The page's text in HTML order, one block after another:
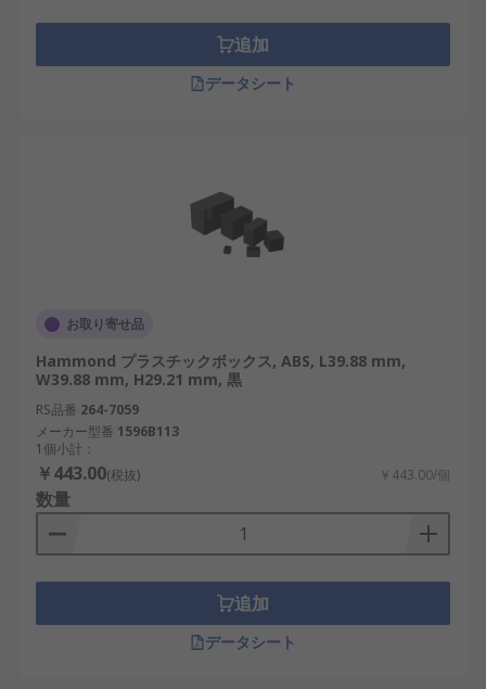
追加
データシート
お取り寄せ品
Hammond プラスチックボックス, ABS, L39.88 mm,
W39.88 mm, H29.21 mm, 黒
RS品番 264-7059
メーカー型番 1596B113
1個小計：
￥443.00(税抜) ￥443.00/個
数量
追加
データシート